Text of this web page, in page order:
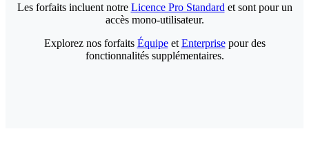
Les forfaits incluent notre Licence Pro Standard et sont pour un
accès mono-utilisateur.
Explorez nos forfaits Équipeet Enterprisepour des
fonctionnalités supplémentaires.